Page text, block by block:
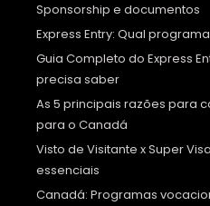
Sponsorship e documentos
Express Entry: Qual
Guia Completo do Express
precisa saber
As 5 principais razões para
para o Canadá
Visto de Visitante x Super
essenciais
Canadá: Programas